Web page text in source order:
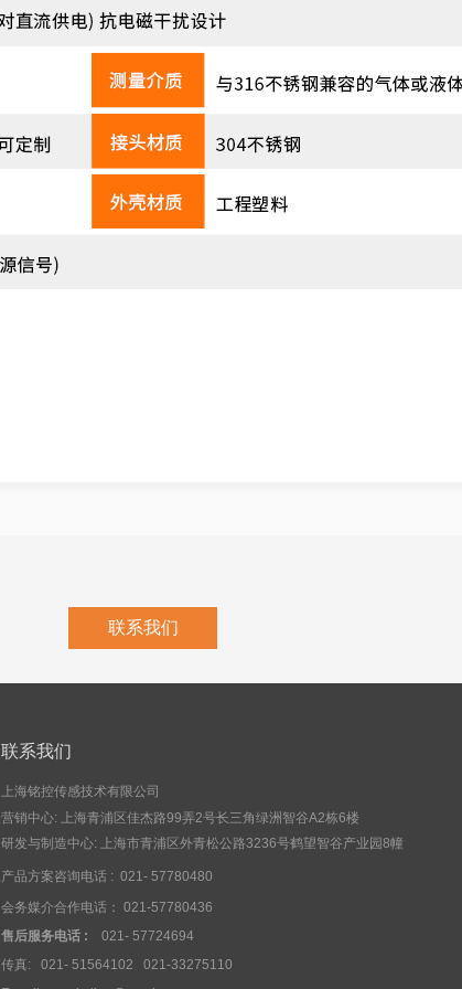
联系我们
上海铭控传感技术有限公司
营销中心: 上海青浦区佳杰路99弄2号长三角绿洲智谷A2栋6楼
研发与制造中心: 上海市青浦区外青松公路3236号鹤望智谷产业园8幢
产品方案咨询电话 : 021- 57780480
会务媒介合作电话： 021-57780436
售后服务电话 :
021- 57724694
传真: 021- 51564102 021-33275110
联系我们